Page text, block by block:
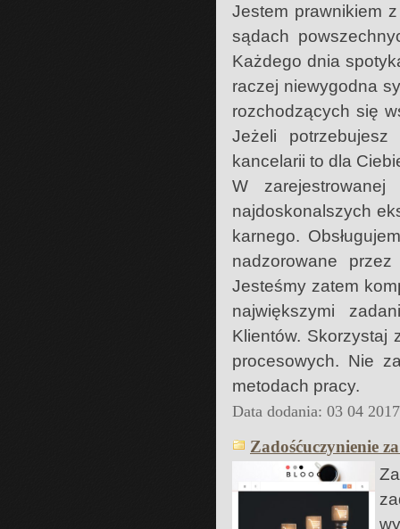
Jestem prawnikiem
sądach
Każdego dnia
raczej niewygodna
rozchodzących się
Jeżeli
kancelarii to dla
W
najdoskonalszych
karnego.
nadzorowane
Jesteśmy zatem
największymi
Klientów. Skorzystaj
procesowych. Nie
metodach pracy.
Data dodania: 03 04
Zadośćuczynienie